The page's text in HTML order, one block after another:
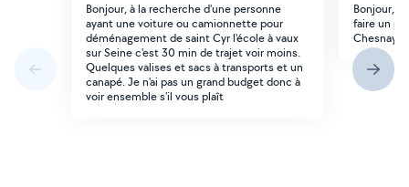
Bonjour, à la recherche d'une personne
ayant une voiture ou camionnette pour
déménagement de saint Cyr l'école à vaux
sur Seine c'est 30 min de trajet voir moins.
Quelques valises et sacs à transports et un
canapé. Je n'ai pas un grand budget donc à
voir ensemble s'il vous plaît
Bonjour,
faire un
Chesnay